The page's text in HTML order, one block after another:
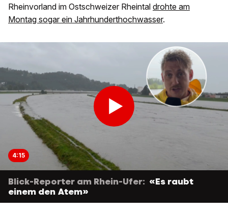
Rheinvorland im Ostschweizer Rheintal drohte am
Montag sogar ein Jahrhunderthochwasser.
4:15
Blick-Reporter am Rhein-Ufer: «Es raubt
einem den Atem»